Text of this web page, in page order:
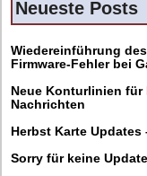
Neueste Posts
Wiedereinführung
Firmware-Fehler bei
Neue Konturlinien für
Nachrichten
Herbst Karte Updates
Sorry für keine